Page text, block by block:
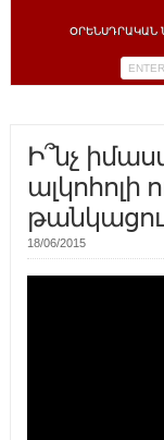
ՕՐԵՆՍԴՐԱԿԱՆ
Ի՞նչ
18/06/2015